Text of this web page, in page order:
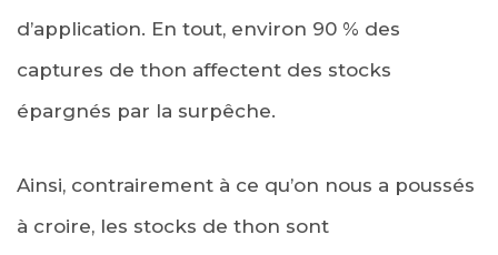
d’application. En tout, environ 90 % des
captures de thon affectent des stocks
épargnés par la surpêche.
Ainsi, contrairement à ce qu’on nous a poussés
à croire, les stocks de thon sont